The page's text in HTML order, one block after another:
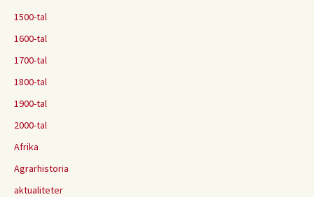
1500-tal
1600-tal
1700-tal
1800-tal
1900-tal
2000-tal
Afrika
Agrarhistoria
aktualiteter